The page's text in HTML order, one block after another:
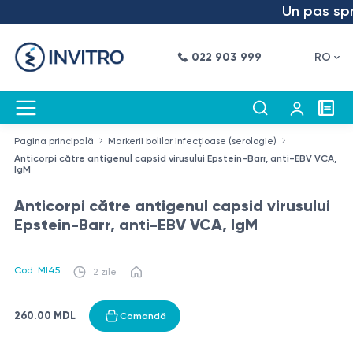
Un pas
022 903 999 RO
Pagina principală
Markerii bolilor infecțioase (serologie)
Anticorpi către antigenul capsid virusului Epstein-Barr, anti-EBV VCA,
IgM
Anticorpi către antigenul capsid virusului
Epstein-Barr, anti-EBV VCA, IgM
Cod: MI45 2 zile
260.00 MDL Comandă